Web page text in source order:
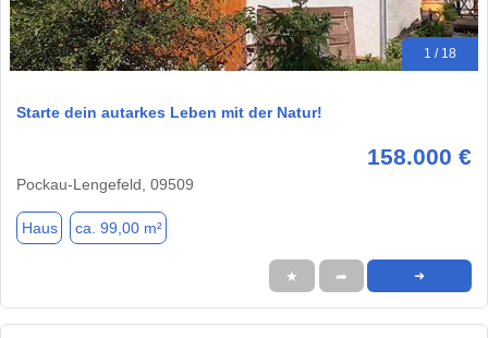
1 / 18
Starte dein autarkes Leben mit der Natur!
158.000 €
Pockau-Lengefeld, 09509
Haus ca. 99,00 m²
★ ➦ ➜